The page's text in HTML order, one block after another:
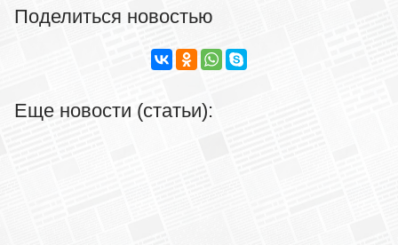
Поделиться новостью
Еще новости (статьи):